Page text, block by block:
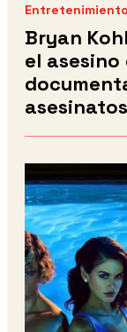
Entretenimiento
Bryan
el